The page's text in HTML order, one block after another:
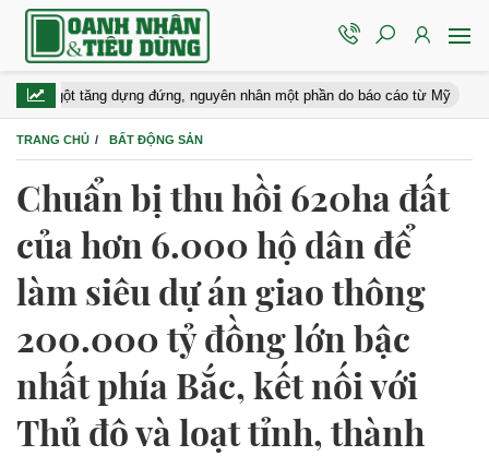
tăng dựng đứng, nguyên nhân một phần do báo cáo từ Mỹ Tang
TRANG CHỦ BẤT ĐỘNG SẢN
Chuẩn bị thu hồi 620ha đất
của hơn 6.000 hộ dân để
làm siêu dự án giao thông
200.000 tỷ đồng lớn bậc
nhất phía Bắc, kết nối với
Thủ đô và loạt tỉnh, thành